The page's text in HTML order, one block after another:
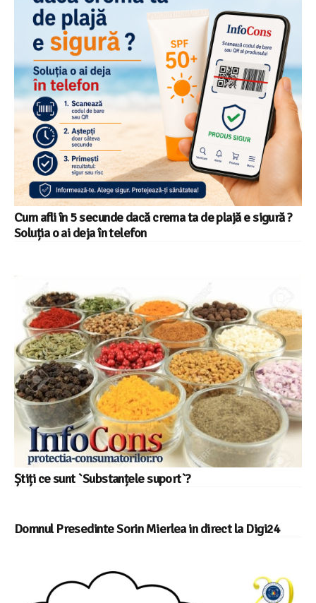
Cum afli în 5 secunde dacă crema ta de plajă e sigură ?
Soluția o ai deja în telefon
Știți ce sunt `Substanțele suport`?
Domnul Presedinte Sorin Mierlea in direct la Digi24